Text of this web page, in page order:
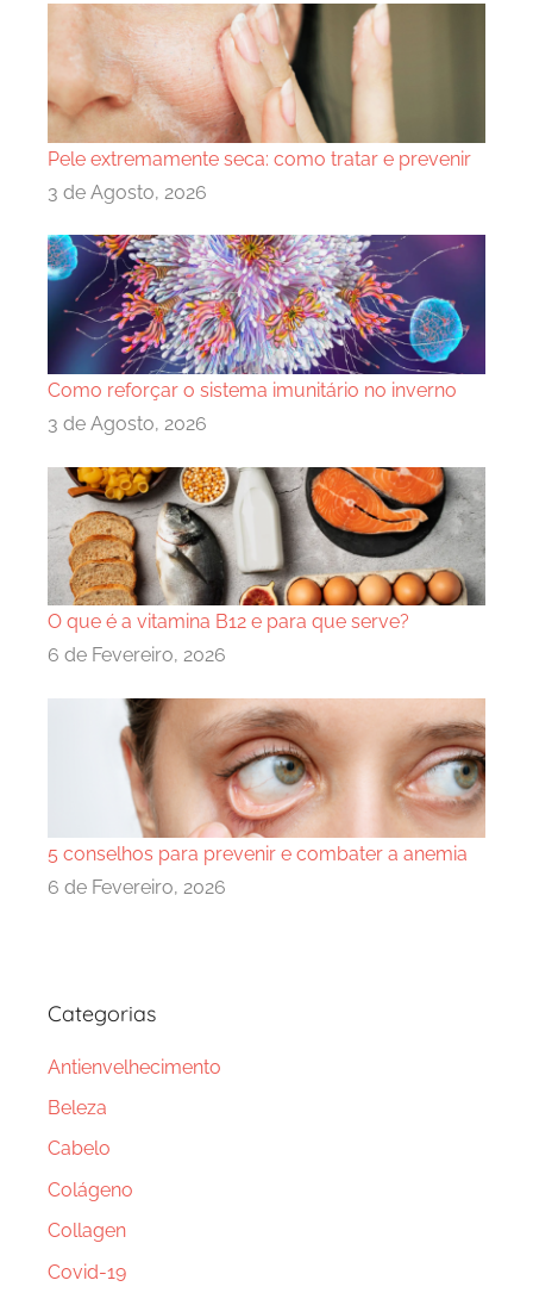
Pele extremamente seca: como tratar e prevenir
3 de Agosto, 2026
Como reforçar o sistema imunitário no inverno
3 de Agosto, 2026
O que é a vitamina B12 e para que serve?
6 de Fevereiro, 2026
5 conselhos para prevenir e combater a anemia
6 de Fevereiro, 2026
Categorias
Antienvelhecimento
Beleza
Cabelo
Colágeno
Collagen
Covid-19